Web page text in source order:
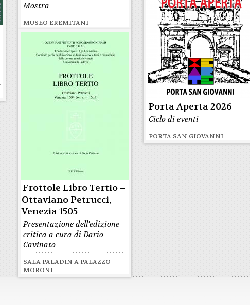
Mostra
MUSEO EREMITANI
Porta Aperta 2026
Ciclo di eventi
PORTA SAN GIOVANNI
Frottole Libro Tertio –
Ottaviano Petrucci,
Venezia 1505
Presentazione dell'edizione
critica a cura di Dario
Cavinato
SALA PALADIN A PALAZZO
MORONI